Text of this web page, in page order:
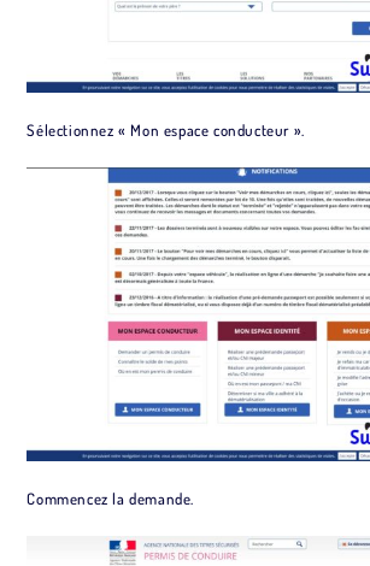
Sélectionnez « Mon espace conducteur ».
Commencez la demande.